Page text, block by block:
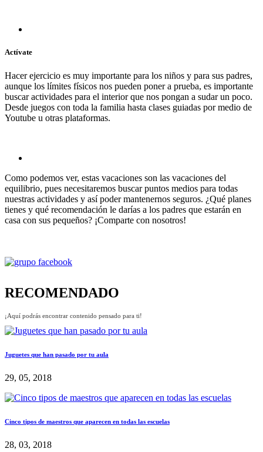
Actívate
Hacer ejercicio es muy importante para los niños y para sus padres,
aunque los límites físicos nos pueden poner a prueba, es importante
buscar actividades para el interior que nos pongan a sudar un poco.
Desde juegos con toda la familia hasta clases guiadas por medio de
Youtube u otras plataformas.
Como podemos ver, estas vacaciones son las vacaciones del
equilibrio, pues necesitaremos buscar puntos medios para todas
nuestras actividades y así poder mantenernos seguros. ¿Qué planes
tienes y qué recomendación le darías a los padres que estarán en
casa con sus pequeños? ¡Comparte con nosotros!
RECOMENDADO
¡Aquí podrás encontrar contenido pensado para ti!
Juguetes que han pasado por tu aula
29, 05, 2018
Cinco tipos de maestros que aparecen en todas las escuelas
28, 03, 2018